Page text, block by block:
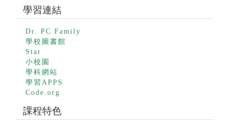
學習連結
Dr. PC Family
學校圖書館
Star
小校園
學科網站
學習APPS
Code.org
課程特色